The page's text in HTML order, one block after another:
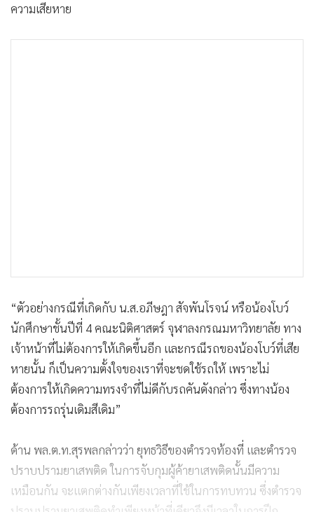
ความเสียหาย
“ตัวอย่างกรณีที่เกิดกับ น.ส.อภีษฎา สัจพันโรจน์ หรือน้องโบว์
นักศึกษาชั้นปีที่ 4 คณะนิติศาสตร์ จุฬาลงกรณมหาวิทยาลัย ทาง
เจ้าหน้าที่ไม่ต้องการให้เกิดขึ้นอีก และกรณีรถของน้องโบว์ที่เสีย
หายนั้น ก็เป็นความตั้งใจของเราที่จะชดใช้รถให้ เพราะไม่
ต้องการให้เกิดความทรงจำที่ไม่ดีกับรถคันดังกล่าว ซึ่งทางน้อง
ต้องการรถรุ่นเดิมสีเดิม”
ด้าน พล.ต.ท.สุรพลกล่าวว่า ยุทธวิธีของตำรวจท้องที่ และตำรวจ
ปราบปรามยาเสพติด ในการจับกุมผู้ค้ายาเสพติดนั้นมีความ
เหมือนกัน จะแตกต่างกันเพียงเวลาที่ใช้ในการทบทวน ซึ่งตำรวจ